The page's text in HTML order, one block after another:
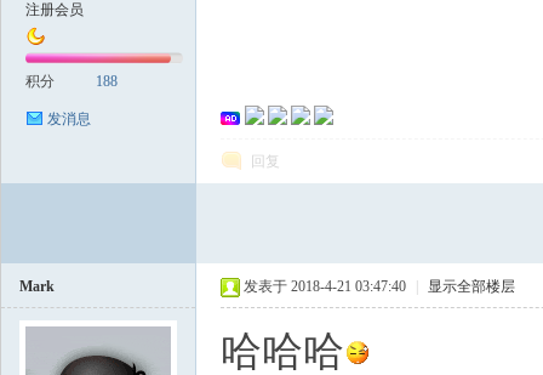
注册会员
积分 188
发消息
回复
Mark 发表于 2018-4-21 03:47:40 显示全部楼层
哈哈哈